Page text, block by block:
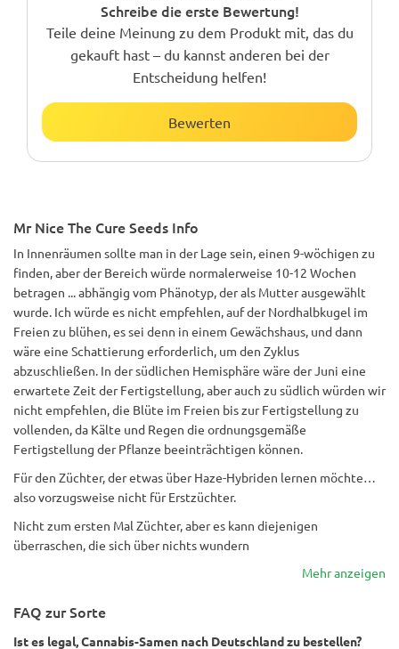
Schreibe die erste Bewertung!
Teile deine Meinung zu dem Produkt mit, das du
gekauft hast – du kannst anderen bei der
Entscheidung helfen!
Bewerten
Mr Nice The Cure Seeds Info
In Innenräumen sollte man in der Lage sein, einen 9-wöchigen zu
finden, aber der Bereich würde normalerweise 10-12 Wochen
betragen ... abhängig vom Phänotyp, der als Mutter ausgewählt
wurde. Ich würde es nicht empfehlen, auf der Nordhalbkugel im
Freien zu blühen, es sei denn in einem Gewächshaus, und dann
wäre eine Schattierung erforderlich, um den Zyklus
abzuschließen. In der südlichen Hemisphäre wäre der Juni eine
erwartete Zeit der Fertigstellung, aber auch zu südlich würden wir
nicht empfehlen, die Blüte im Freien bis zur Fertigstellung zu
vollenden, da Kälte und Regen die ordnungsgemäße
Fertigstellung der Pflanze beeinträchtigen können.
Für den Züchter, der etwas über Haze-Hybriden lernen möchte…
also vorzugsweise nicht für Erstzüchter.
Nicht zum ersten Mal Züchter, aber es kann diejenigen
überraschen, die sich über nichts wundern
Mehr anzeigen
FAQ zur Sorte
Ist es legal, Cannabis-Samen nach Deutschland zu bestellen?